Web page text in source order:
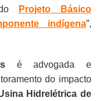
Projeto Básico
indígena”,
é advogada e
do impacto
Hidrelétrica de